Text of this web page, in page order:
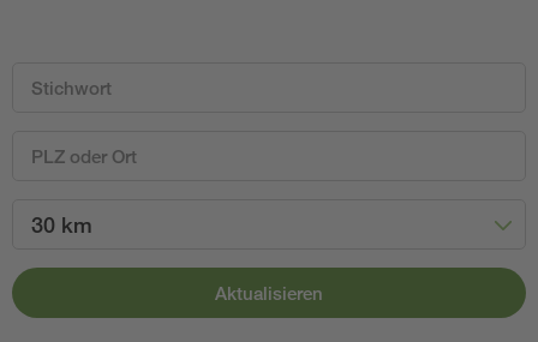
30 km
Aktualisieren